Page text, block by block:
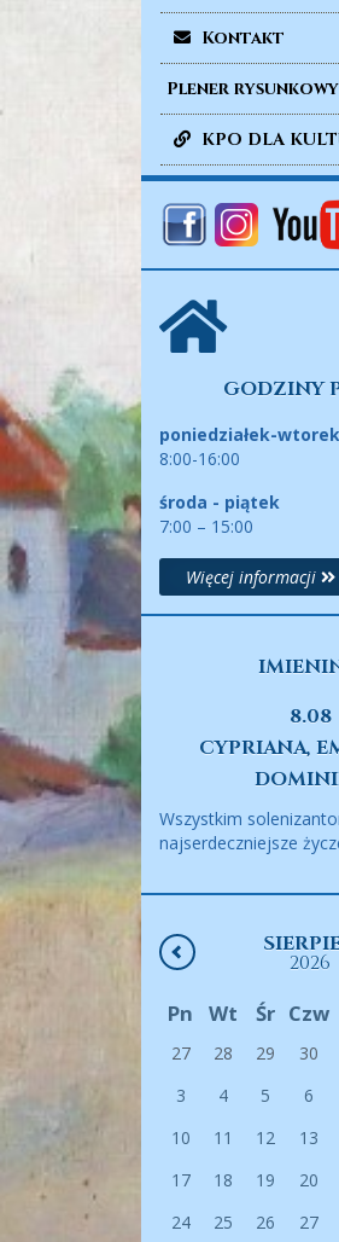
Kontakt
Plener
KPO DLA
GODZINY
poniedziałek-wtorek
8:00-16:00
środa - piątek
7:00 – 15:00
Więcej informacji
8.08
CYPRIANA,
Wszystkim
najserdeczniejsze
2026
Pn Wt Śr Czw
27 28 29 30
3
4 5 6
10
11 12 13
17
18 19 20
24
25 26 27